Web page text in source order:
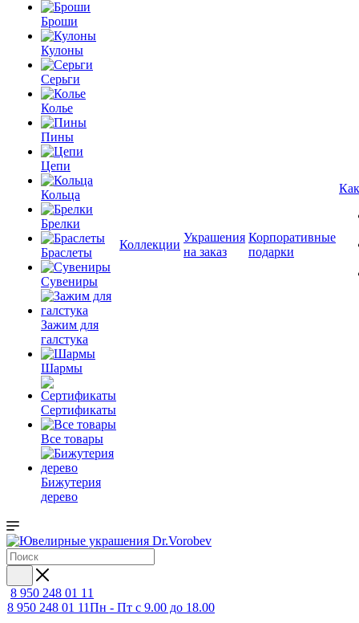
Броши
Кулоны
Серьги
Колье
Пины
Цепи
Кольца
Брелки
Браслеты
Сувениры
Зажим для
галстука
Шармы
Сертификаты
Все товары
Бижутерия
дерево
Коллекции
Украшения
на заказ
Корпоративные
подарки
8 950 248 01 11
8 950 248 01 11Пн - Пт с 9.00 до 18.00